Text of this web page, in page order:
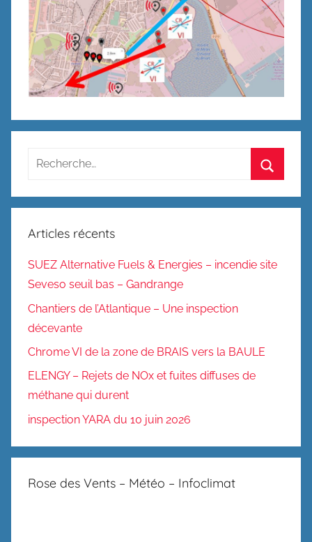
Recherche
:
Articles récents
SUEZ Alternative Fuels & Energies – incendie site
Seveso seuil bas – Gandrange
Chantiers de l’Atlantique – Une inspection
décevante
Chrome VI de la zone de BRAIS vers la BAULE
ELENGY – Rejets de NOx et fuites diffuses de
méthane qui durent
inspection YARA du 10 juin 2026
Rose des Vents – Météo – Infoclimat